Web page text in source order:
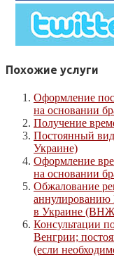
Похожие услуги
Оформление
на основании
Получение
Постоянный
Украине)
Оформление
на основании
Обжалование
в Украине
Консультации
Венгрии;
(если